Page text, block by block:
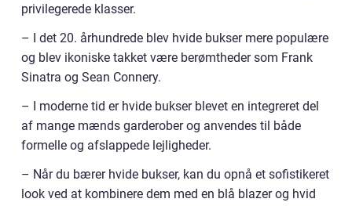
privilegerede klasser.
– I det 20. århundrede blev hvide bukser mere populære
og blev ikoniske takket være berømtheder som Frank
Sinatra og Sean Connery.
– I moderne tid er hvide bukser blevet en integreret del
af mange mænds garderober og anvendes til både
formelle og afslappede lejligheder.
– Når du bærer hvide bukser, kan du opnå et sofistikeret
look ved at kombinere dem med en blå blazer og hvid